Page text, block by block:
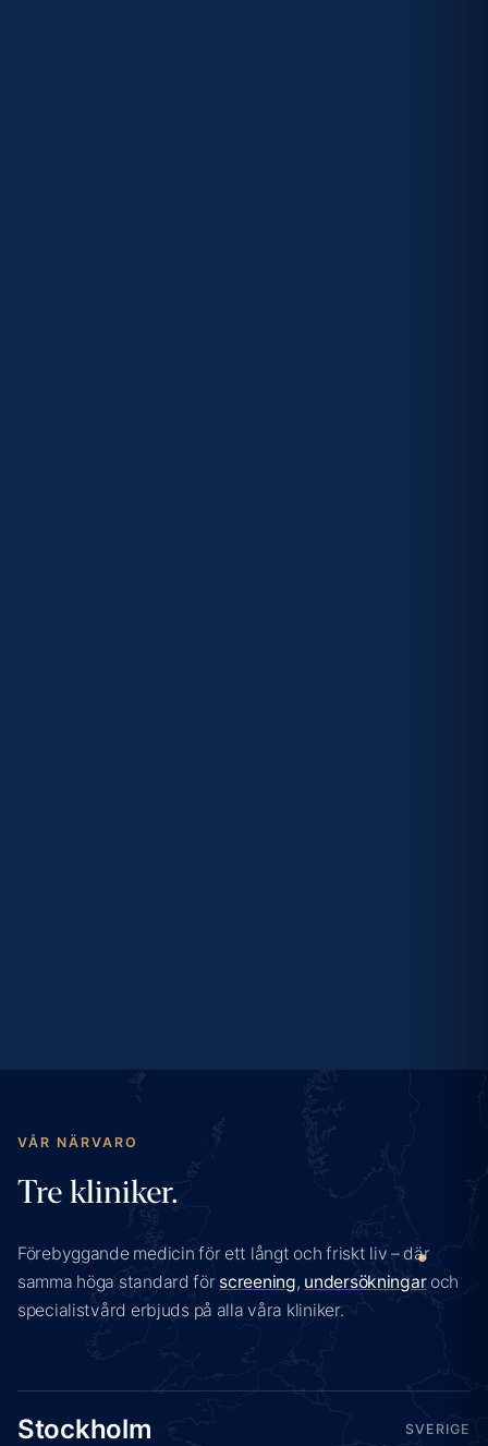
VÅR NÄRVARO
Tre kliniker.
Förebyggande medicin för ett långt och friskt liv – där
samma höga standard för screening, undersökningaroch
specialistvård erbjuds på alla våra kliniker.
Stockholm SVERIGE